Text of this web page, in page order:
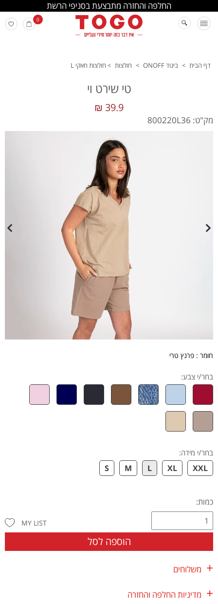
החלפה והחזרה מתבצעת בסניפי הרשת
0
דף הבית > ביגוד ONOFF > חולצות > חולצות חאקי L
טי שירט וי
39.9 ₪
מק"ט: 800220L36
חומר : פרנץ טרי
בחר/י צבע:
בחר/י מידה:
XXL
XL
L
M
S
כמות:
הוספה לסל
MY LIST
משלוחים
מדיניות החלפה והחזרה